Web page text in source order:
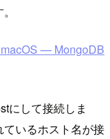
— MongoDB
にして接続しま
いるホスト名が接